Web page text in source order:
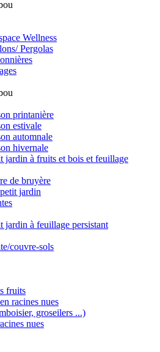
Wellness
Pergolas
printanière
estivale
automnale
hivernale
jardin à fruits et bois et feuillage
de bruyère
jardin
jardin à feuillage persistant
couvre-sols
fruits
racines nues
groseilers ...)
nues